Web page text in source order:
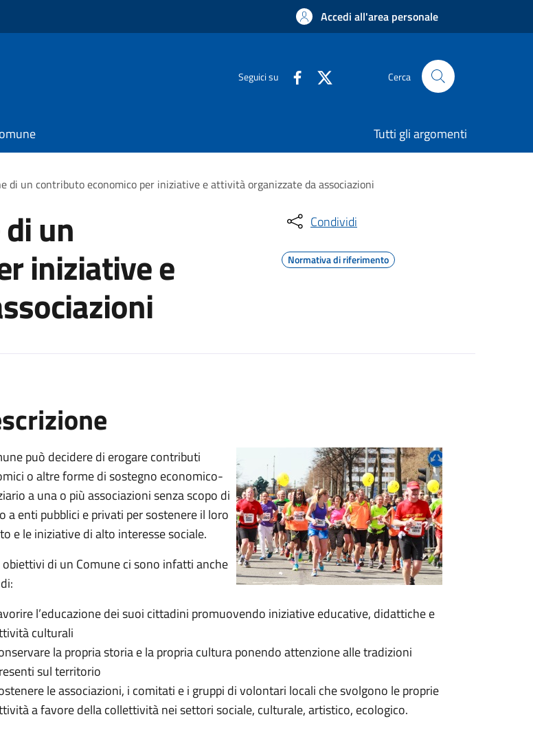
Accedi all'area personale
Seguici su Cerca
Tutti gli argomenti
di un contributo economico per iniziative e attività organizzate da associazioni
un
iniziative e
Condividi
Normativa di riferimento
può decidere di erogare contributi
o altre forme di sostegno economico-
a una o più associazioni senza scopo di
a enti pubblici e privati per sostenere il loro
e le iniziative di alto interesse sociale.
obiettivi di un Comune ci sono infatti anche
l’educazione dei suoi cittadini promuovendo iniziative educative, didattiche e
culturali
la propria storia e la propria cultura ponendo attenzione alle tradizioni
sul territorio
le associazioni, i comitati e i gruppi di volontari locali che svolgono le proprie
a favore della collettività nei settori sociale, culturale, artistico, ecologico.